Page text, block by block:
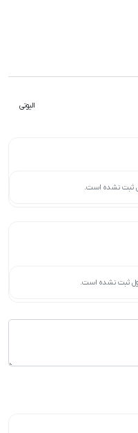
الیوتی
ثبت نشده است.
ثبت نشده است.